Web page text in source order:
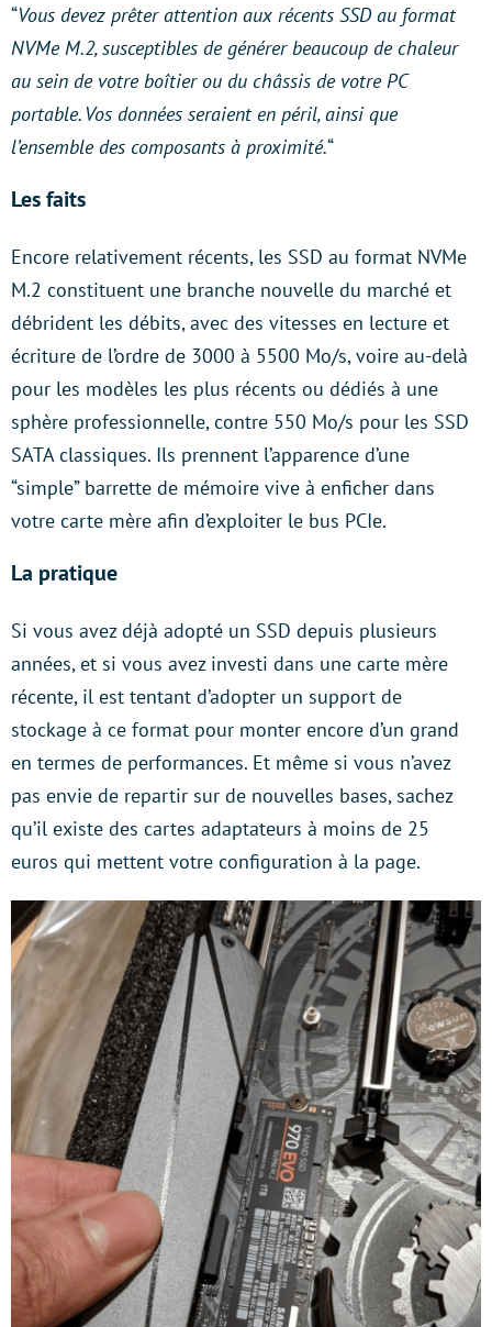
“Vous devez prêter attention aux récents SSD au format
NVMe M.2, susceptibles de générer beaucoup de chaleur
au sein de votre boîtier ou du châssis de votre PC
portable. Vos données seraient en péril, ainsi que
l’ensemble des composants à proximité.“
Les faits
Encore relativement récents, les SSD au format NVMe
M.2 constituent une branche nouvelle du marché et
débrident les débits, avec des vitesses en lecture et
écriture de l’ordre de 3000 à 5500 Mo/s, voire au-delà
pour les modèles les plus récents ou dédiés à une
sphère professionnelle, contre 550 Mo/s pour les SSD
SATA classiques. Ils prennent l’apparence d’une
“simple” barrette de mémoire vive à enficher dans
votre carte mère afin d’exploiter le bus PCIe.
La pratique
Si vous avez déjà adopté un SSD depuis plusieurs
années, et si vous avez investi dans une carte mère
récente, il est tentant d’adopter un support de
stockage à ce format pour monter encore d’un grand
en termes de performances. Et même si vous n’avez
pas envie de repartir sur de nouvelles bases, sachez
qu’il existe des cartes adaptateurs à moins de 25
euros qui mettent votre configuration à la page.